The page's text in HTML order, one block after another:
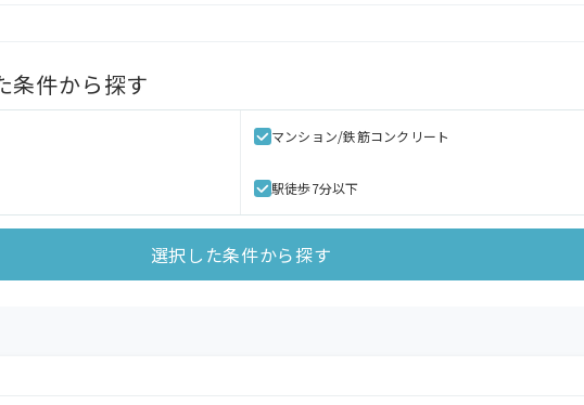
条件から探す
マンション/鉄筋コンクリート
駅徒歩7分以下
選択した条件から探す